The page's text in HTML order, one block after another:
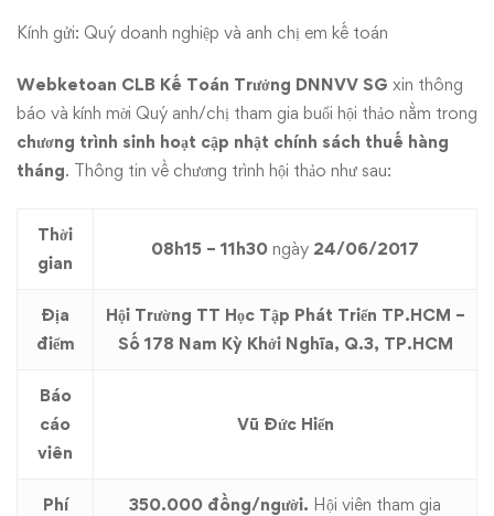
thảo
cập
nhật
chính
sách
thuế
kỳ
5
ngày
24/06/2017
Kính gửi: Quý doanh nghiệp và anh chị em kế toán
Webketoan CLB Kế Toán Trưởng DNNVV SG xin thông
báo và kính mời Quý anh/chị tham gia buổi hội thảo nằm trong
chương trình sinh hoạt cập nhật chính sách thuế hàng
tháng. Thông tin về chương trình hội thảo như sau:
Thời
gian
08h15 – 11h30 ngày 24/06/2017
Địa
điểm
Hội Trường TT Học Tập Phát Triển TP.HCM –
Số 178 Nam Kỳ Khởi Nghĩa, Q.3, TP.HCM
Báo
cáo
viên
Vũ Đức Hiển
Phí
350.000 đồng/người. Hội viên tham gia